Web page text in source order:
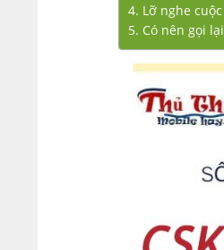
4. Lỡ nghe
5. Có nên gọi lại